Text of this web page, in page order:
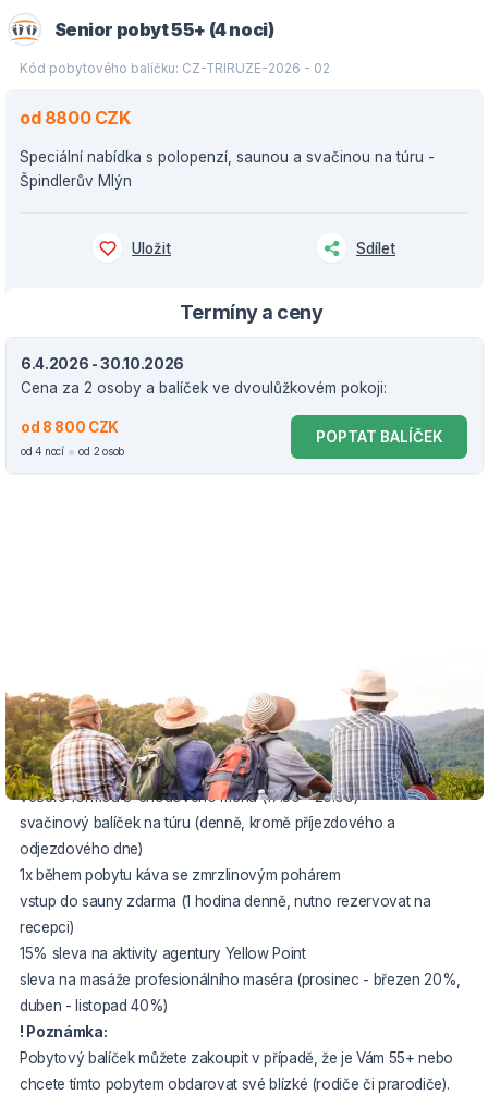
Senior pobyt 55+ (4 noci)
Kód pobytového balíčku: CZ-TRIRUZE-2026 - 02
od 8800 CZK
Speciální nabídka s polopenzí, saunou a svačinou na túru -
Špindlerův Mlýn
Uložit Sdílet
Termíny a ceny
6.4.2026 - 30.10.2026
Cena za 2 osoby a balíček ve dvoulůžkovém pokoji:
od 8 800 CZK
od 4 nocí od 2 osob
POPTAT BALÍČEK
Balíček zahrnuje:
ubytování na 4 noci pro 2 osoby ve dvoulůžkovém pokoji
snídaně formou bufetu (7:30 - 10:00)
večeře formou 3-chodového menu (17:30 - 20:00)
svačinový balíček na túru (denně, kromě příjezdového a
odjezdového dne)
1x během pobytu káva se zmrzlinovým pohárem
vstup do sauny zdarma (1 hodina denně, nutno rezervovat na
recepci)
15% sleva na aktivity agentury Yellow Point
sleva na masáže profesionálního maséra (prosinec - březen 20%,
duben - listopad 40%)
! Poznámka:
Pobytový balíček můžete zakoupit v případě, že je Vám 55+ nebo
chcete tímto pobytem obdarovat své blízké (rodiče či prarodiče).